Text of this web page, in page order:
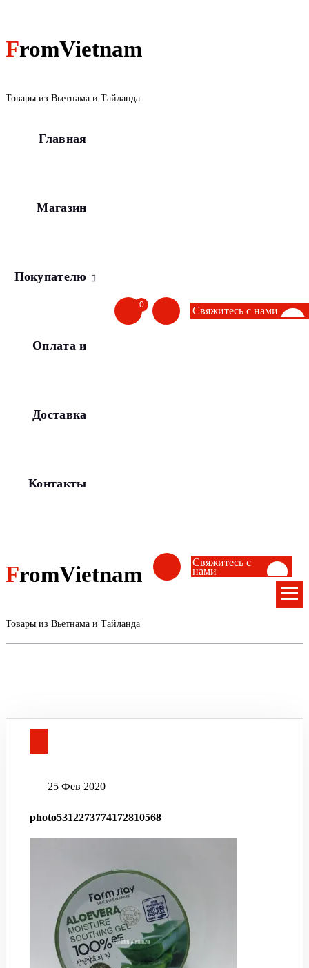
FromVietnam
Товары из Вьетнама и Тайланда
Главная
Магазин
Покупателю
Оплата и
Доставка
Контакты
0 Свяжитесь с нами
FromVietnam
Товары из Вьетнама и Тайланда
Свяжитесь с
нами
25 Фев 2020
photo5312273774172810568